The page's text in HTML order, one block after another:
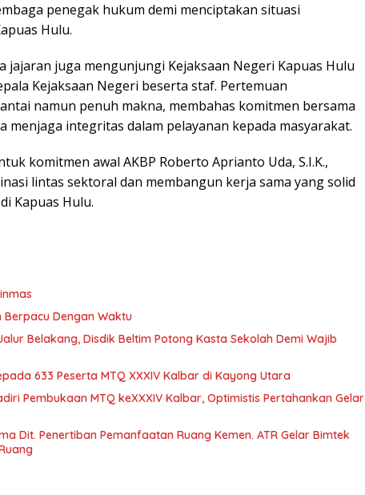
penegak hukum demi menciptakan situasi
Hulu.
jajaran juga mengunjungi Kejaksaan Negeri Kapuas Hulu
Kejaksaan Negeri beserta staf. Pertemuan
namun penuh makna, membahas komitmen bersama
menjaga integritas dalam pelayanan kepada masyarakat.
komitmen awal AKBP Roberto Aprianto Uda, S.I.K.,
lintas sektoral dan membangun kerja sama yang solid
Kapuas Hulu.
Dengan Waktu
Belakang, Disdik Beltim Potong Kasta Sekolah Demi Wajib
633 Peserta MTQ XXXIV Kalbar di Kayong Utara
Pembukaan MTQ keXXXIV Kalbar, Optimistis Pertahankan Gelar
Dit. Penertiban Pemanfaatan Ruang Kemen. ATR Gelar Bimtek